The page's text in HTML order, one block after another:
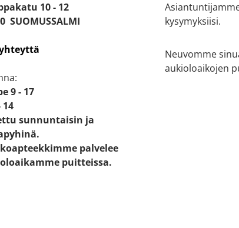
10 - 12
SUOMUSSALMI
9 - 17
14
sunnuntaisin ja
palvelee
puitteissa.
kysymyksiisi.
Neuvomme
aukioloaikojen